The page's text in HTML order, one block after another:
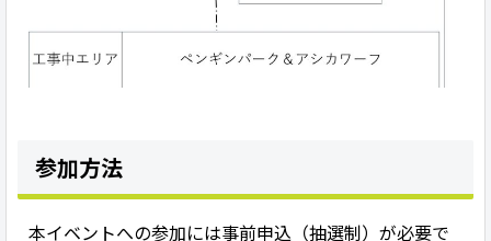
参加方法
本イベントへの参加には事前申込（抽選制）が必要で